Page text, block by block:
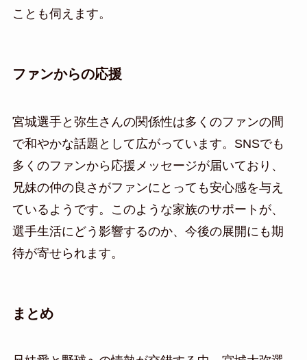
ことも伺えます。
ファンからの応援
宮城選手と弥生さんの関係性は多くのファンの間
で和やかな話題として広がっています。SNSでも
多くのファンから応援メッセージが届いており、
兄妹の仲の良さがファンにとっても安心感を与え
ているようです。このような家族のサポートが、
選手生活にどう影響するのか、今後の展開にも期
待が寄せられます。
まとめ